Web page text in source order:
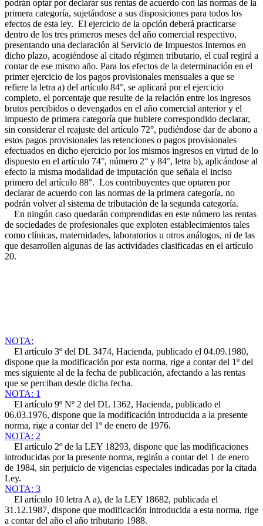
podrán optar por declarar sus rentas de acuerdo con las normas de la
primera categoría, sujetándose a sus disposiciones para todos los
efectos de esta ley. El ejercicio de la opción deberá practicarse
dentro de los tres primeros meses del año comercial respectivo,
presentando una declaración al Servicio de Impuestos Internos en
dicho plazo, acogiéndose al citado régimen tributario, el cual regirá a
contar de ese mismo año. Para los efectos de la determinación en el
primer ejercicio de los pagos provisionales mensuales a que se
refiere la letra a) del artículo 84°, se aplicará por el ejercicio
completo, el porcentaje que resulte de la relación entre los ingresos
brutos percibidos o devengados en el año comercial anterior y el
impuesto de primera categoría que hubiere correspondido declarar,
sin considerar el reajuste del artículo 72°, pudiéndose dar de abono a
estos pagos provisionales las retenciones o pagos provisionales
efectuados en dicho ejercicio por los mismos ingresos en virtud de lo
dispuesto en el artículo 74°, número 2° y 84°, letra b), aplicándose al
efecto la misma modalidad de imputación que señala el inciso
primero del artículo 88°. Los contribuyentes que optaren por
declarar de acuerdo con las normas de la primera categoría, no
podrán volver al sistema de tributación de la segunda categoría.
En ningún caso quedarán comprendidas en este número las rentas
de sociedades de profesionales que exploten establecimientos tales
como clínicas, maternidades, laboratorios u otros análogos, ni de las
que desarrollen algunas de las actividades clasificadas en el artículo
20.
NOTA:
El artículo 3º del DL 3474, Hacienda, publicado el 04.09.1980,
dispone que la modificación por esta norma, rige a contar del 1º del
mes siguiente al de la fecha de publicación, afectando a las rentas
que se perciban desde dicha fecha.
NOTA: 1
El artículo 9º Nº 2 del DL 1362, Hacienda, publicado el
06.03.1976, dispone que la modificación introducida a la presente
norma, rige a contar del 1º de enero de 1976.
NOTA: 2
El artículo 2º de la LEY 18293, dispone que las modificaciones
introducidas por la presente norma, regirán a contar del 1 de enero
de 1984, sin perjuicio de vigencias especiales indicadas por la citada
Ley.
NOTA: 3
El artículo 10 letra A a), de la LEY 18682, publicada el
31.12.1987, dispone que modificación introducida a esta norma, rige
a contar del año el año tributario 1988.